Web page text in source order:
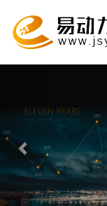
Previous